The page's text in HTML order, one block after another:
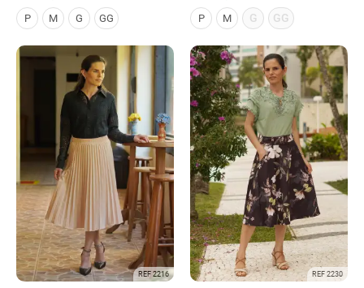
P M G GG P M G GG
REF 2216 REF 2230